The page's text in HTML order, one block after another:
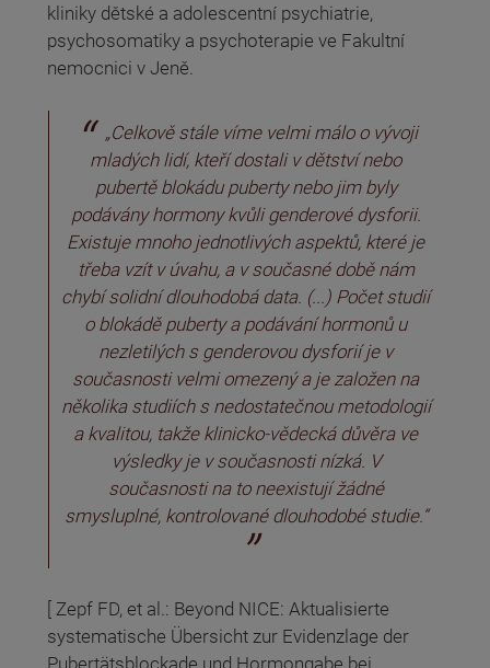
kliniky dětské a adolescentní psychiatrie,
psychosomatiky a psychoterapie ve Fakultní
nemocnici v Jeně.
„Celkově stále víme velmi málo o vývoji
mladých lidí, kteří dostali v dětství nebo
pubertě blokádu puberty nebo jim byly
podávány hormony kvůli genderové dysforii.
Existuje mnoho jednotlivých aspektů, které je
třeba vzít v úvahu, a v současné době nám
chybí solidní dlouhodobá data. (...) Počet studií
o blokádě puberty a podávání hormonů u
nezletilých s genderovou dysforií je v
současnosti velmi omezený a je založen na
několika studiích s nedostatečnou metodologií
a kvalitou, takže klinicko-vědecká důvěra ve
výsledky je v současnosti nízká. V
současnosti na to neexistují žádné
smysluplné, kontrolované dlouhodobé studie.“
[ Zepf FD, et al.: Beyond NICE: Aktualisierte
systematische Übersicht zur Evidenzlage der